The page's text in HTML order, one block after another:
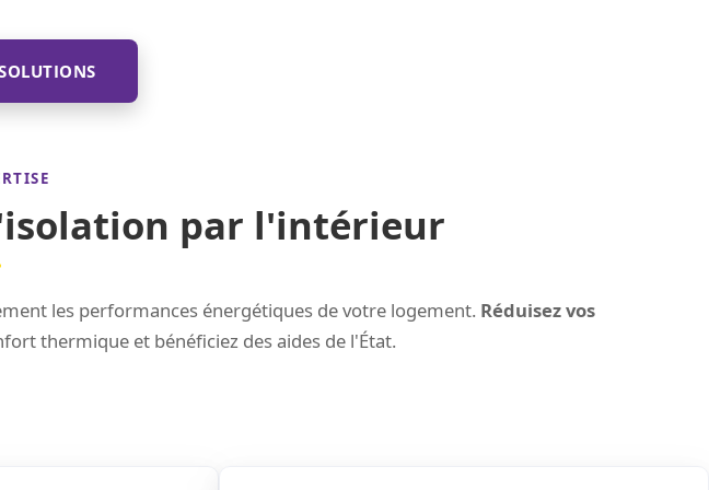
par l'intérieur
les performances énergétiques de votre logement. Réduisez vos
thermique et bénéficiez des aides de l'État.